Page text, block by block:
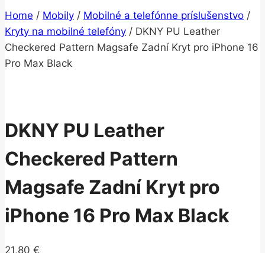
Home / Mobily / Mobilné a telefónne príslušenstvo /
Kryty na mobilné telefóny / DKNY PU Leather
Checkered Pattern Magsafe Zadní Kryt pro iPhone 16
Pro Max Black
DKNY PU Leather
Checkered Pattern
Magsafe Zadní Kryt pro
iPhone 16 Pro Max Black
21,80 €